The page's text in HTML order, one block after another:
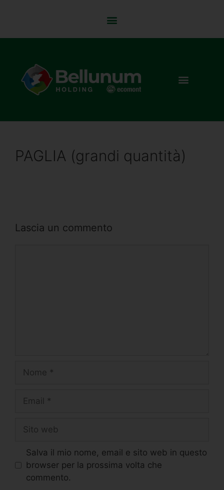
PAGLIA (grandi quantità)
Lascia un commento
Salva il mio nome, email e sito web in questo
browser per la prossima volta che
commento.